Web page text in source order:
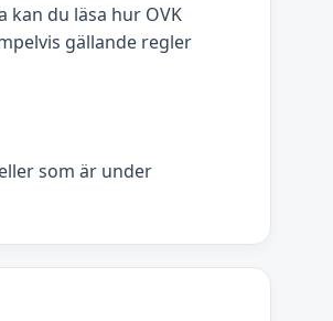
du läsa hur OVK
gällande regler
som är under